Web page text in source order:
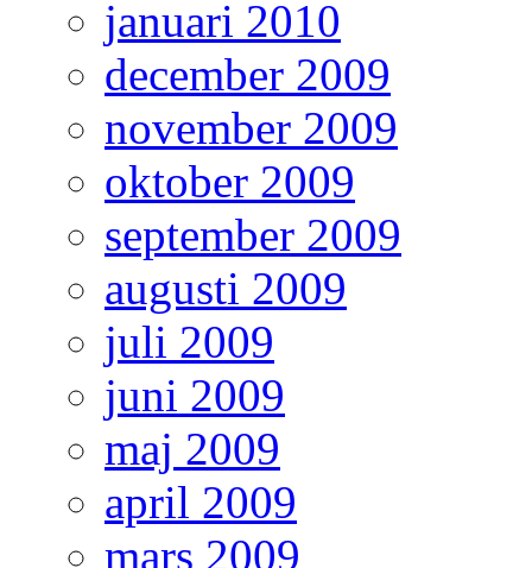
januari 2010
december 2009
november 2009
oktober 2009
september 2009
augusti 2009
juli 2009
juni 2009
maj 2009
april 2009
mars 2009